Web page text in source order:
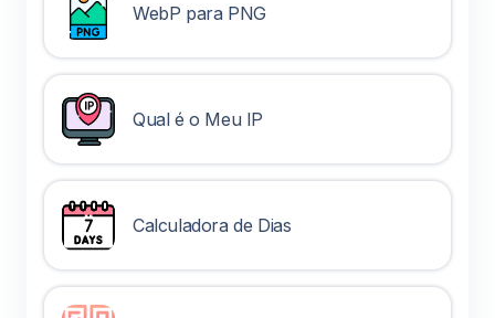
WebP para PNG
Qual é o Meu IP
Calculadora de Dias